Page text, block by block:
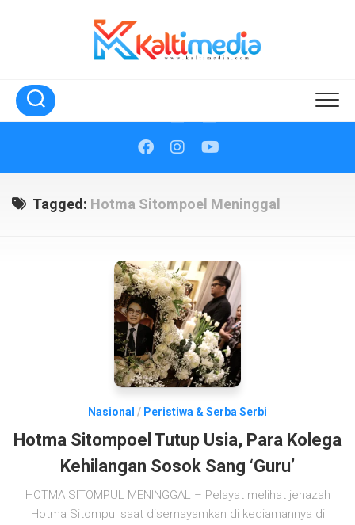
Tagged: Hotma Sitompoel Meninggal
Nasional / Peristiwa & Serba Serbi
Hotma Sitompoel Tutup Usia, Para Kolega
Kehilangan Sosok Sang ‘Guru’
HOTMA SITOMPUL MENINGGAL – Pelayat melihat jenazah
Hotma Sitompul saat disemayamkan di kediamannya di